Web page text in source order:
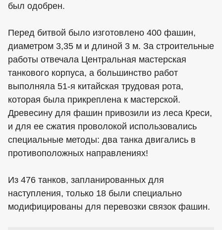
был одобрен.
Перед битвой было изготовлено 400 фашин,
диаметром 3,35 м и длиной 3 м. За строительные
работы отвечала Центральная мастерская
танкового корпуса, а большинство работ
выполняла 51-я китайская трудовая рота,
которая была прикреплена к мастерской.
Древесину для фашин привозили из леса Креси,
и для ее сжатия проволокой использовались
специальные методы: два танка двигались в
противоположных направлениях!
Из 476 танков, запланированных для
наступления, только 18 были специально
модифицированы для перевозки связок фашин.